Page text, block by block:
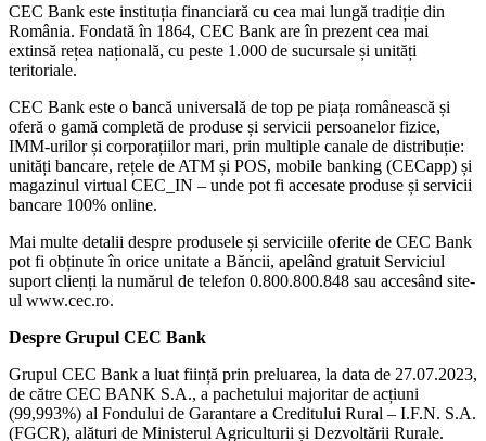
CEC Bank este instituția financiară cu cea mai lungă tradiție din
România. Fondată în 1864, CEC Bank are în prezent cea mai
extinsă rețea națională, cu peste 1.000 de sucursale și unități
teritoriale.
CEC Bank este o bancă universală de top pe piața românească și
oferă o gamă completă de produse și servicii persoanelor fizice,
IMM-urilor și corporațiilor mari, prin multiple canale de distribuție:
unități bancare, rețele de ATM și POS, mobile banking (CECapp) și
magazinul virtual CEC_IN – unde pot fi accesate produse și servicii
bancare 100% online.
Mai multe detalii despre produsele și serviciile oferite de CEC Bank
pot fi obținute în orice unitate a Băncii, apelând gratuit Serviciul
suport clienți la numărul de telefon 0.800.800.848 sau accesând site-
ul www.cec.ro.
Despre Grupul CEC Bank
Grupul CEC Bank a luat ființă prin preluarea, la data de 27.07.2023,
de către CEC BANK S.A., a pachetului majoritar de acțiuni
(99,993%) al Fondului de Garantare a Creditului Rural – I.F.N. S.A.
(FGCR), alături de Ministerul Agriculturii și Dezvoltării Rurale.